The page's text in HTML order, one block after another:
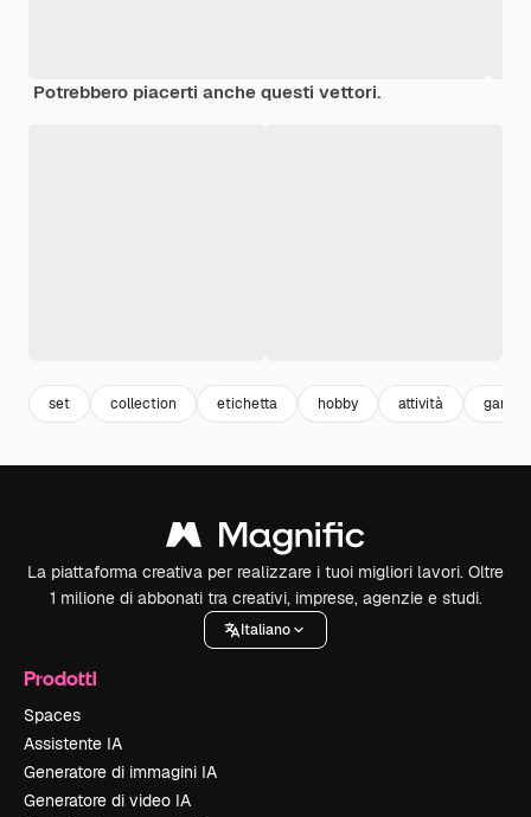
Potrebbero piacerti anche questi vettori.
set collection etichetta hobby attività
La piattaforma creativa per realizzare i tuoi migliori lavori. Oltre
1 milione di abbonati tra creativi, imprese, agenzie e studi.
Italiano
Prodotti
Spaces
Assistente IA
Generatore di immagini IA
Generatore di video IA